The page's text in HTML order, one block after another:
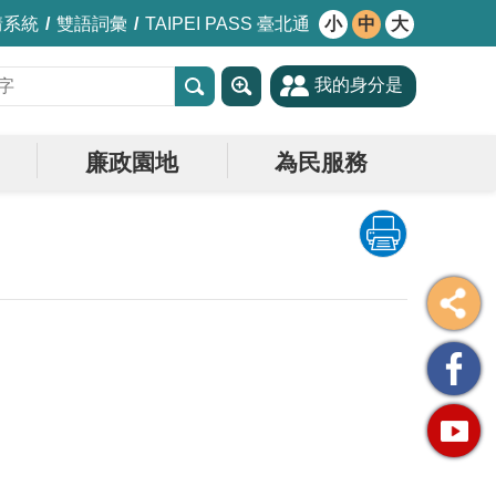
統 雙語詞彙 TAIPEI PASS 臺北通 小 中 大
我的身分是
廉政園地 為民服務